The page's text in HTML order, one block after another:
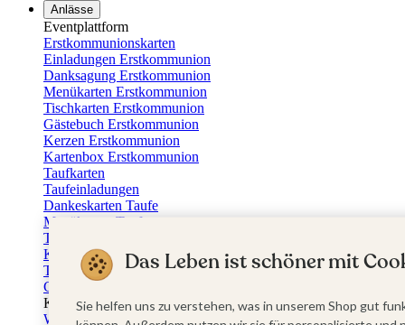
Anlässe
Eventplattform
Erstkommunionskarten
Einladungen Erstkommunion
Danksagung Erstkommunion
Menükarten Erstkommunion
Tischkarten Erstkommunion
Gästebuch Erstkommunion
Kerzen Erstkommunion
Kartenbox Erstkommunion
Taufkarten
Taufeinladungen
Dankeskarten Taufe
Menükarten Taufe
Tischkarten Taufe
Kirchenheft Taufe
Taufkerzen
Gästebuch Taufe
Kartenbox Taufe
Willkommensschilder Taufe
Das Leben ist schöner mit
Sie helfen uns zu verstehen, was in unserem Shop gut